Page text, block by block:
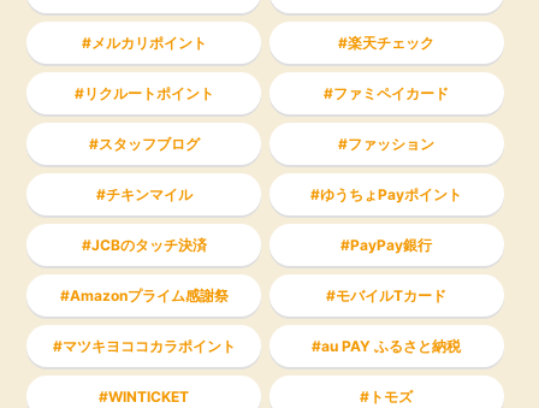
メルカリポイント 楽天チェック
リクルートポイント ファミペイカード
スタッフブログ ファッション
チキンマイル ゆうちょPayポイント
JCBのタッチ決済 PayPay銀行
Amazonプライム感謝祭 モバイルTカード
マツキヨココカラポイント au PAY ふるさと納税
WINTICKET トモズ